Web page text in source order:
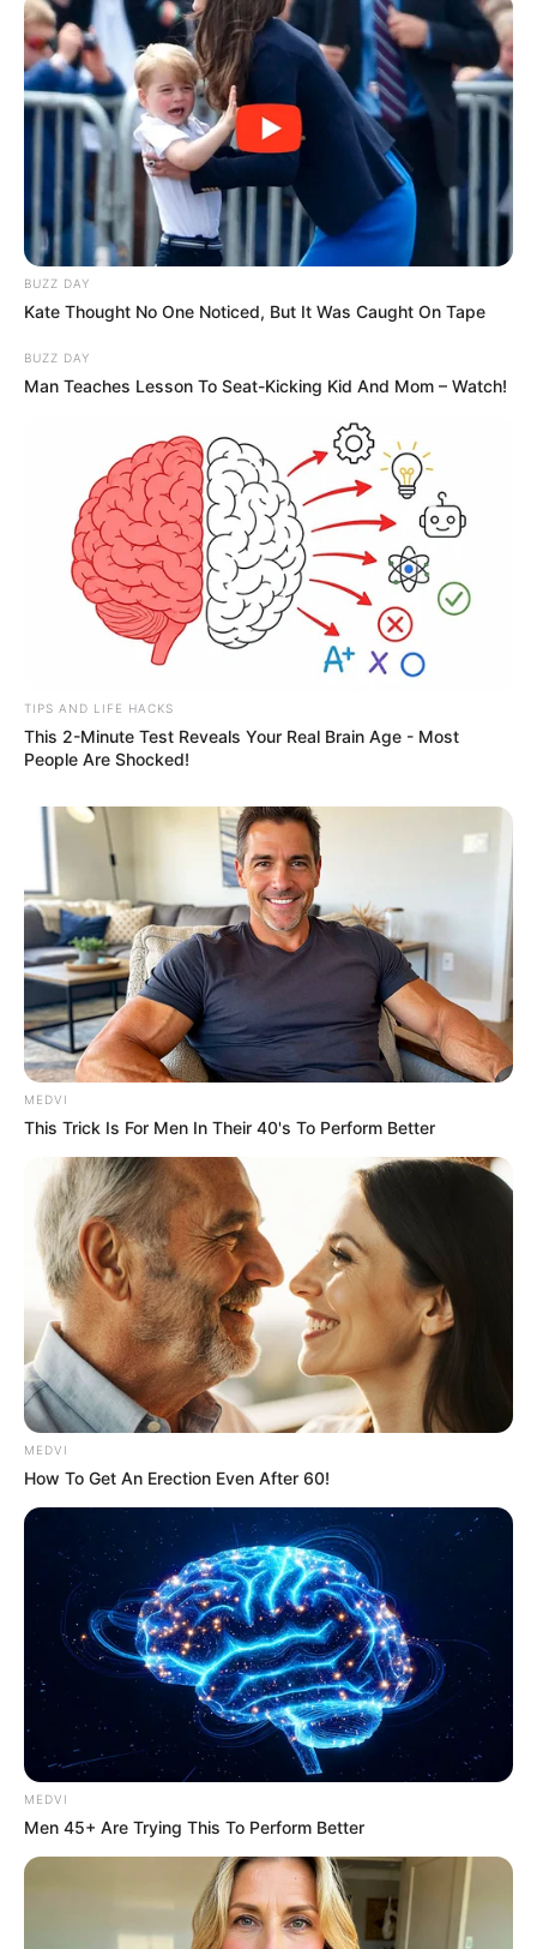
Un si grand soleil:
Boris tente de
tempérer la situation
Elle craint qu’Eve ne l’appelle pour obtenir son
soutien, puisqu’il est le parrain républicain de
Toma. Charles la rassure : s’il croise Eve, il sera
du côté de Muriel.Boris (Jules Bahloul
), lui, est
dégoûté : il ne pourra pas partir en vacances
avec Toma. Il met en garde Muriel : empêcher
Eve de voir son petit‑fils serait une erreur. «
a des droits, ça peut se retourner contre nous
Du côté des audiences, la suite des aventures
millions de personnes ce jeudi 25 juin 2026 sur
l’antenne de France 3 entre 20h45 et 21h08,
soit 12,5% de part de marché auprès des quatre
ans et plus. La Trois est alors en légère hausse
de 0,2 point de part d’audience sur une
semaine.
Un si grand soleil est à retrouver du lundi au
vendredi à 20h45 sur l’antenne de France 3.
BUZZ DAY
Kate Thought No One Noticed, But It Was Caught On Tape
BUZZ DAY
Man Teaches Lesson To Seat-Kicking Kid And Mom – Watch!
TIPS AND LIFE HACKS
This 2-Minute Test Reveals Your Real Brain Age - Most
People Are Shocked!
MEDVI
This Trick Is For Men In Their 40's To Perform Better
MEDVI
How To Get An Erection Even After 60!
MEDVI
Men 45+ Are Trying This To Perform Better